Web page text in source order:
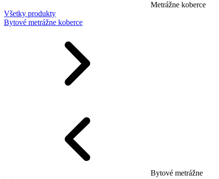
Metrážne koberce
Všetky produkty
Bytové metrážne koberce
Bytové metrážne